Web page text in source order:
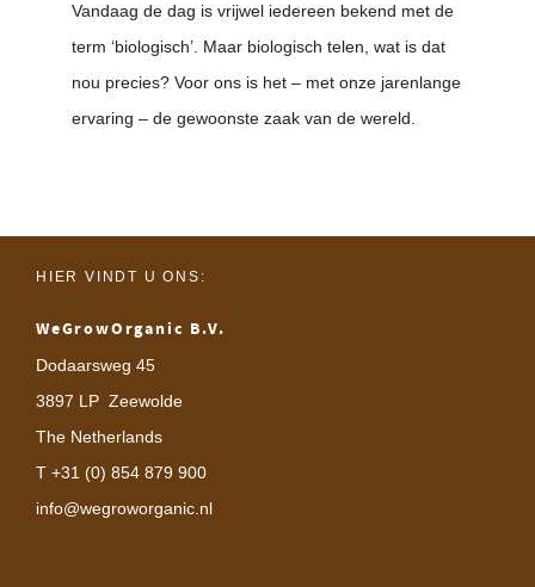
Vandaag de dag is vrijwel iedereen bekend met de
term ‘biologisch’. Maar biologisch telen, wat is dat
nou precies? Voor ons is het – met onze jarenlange
ervaring – de gewoonste zaak van de wereld.
HIER VINDT U ONS:
WeGrowOrganic B.V.
Dodaarsweg 45
3897 LP Zeewolde
The Netherlands
T +31 (0) 854 879 900
info@wegroworganic.nl